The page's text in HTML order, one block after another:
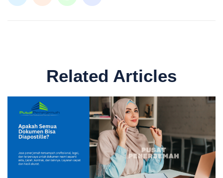
Related Articles